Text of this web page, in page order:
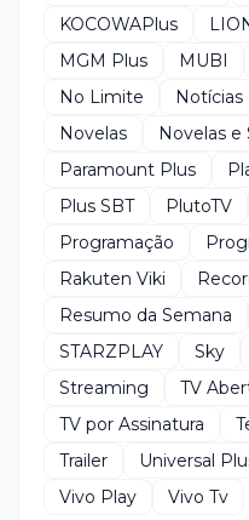
KOCOWAPlus
MGM Plus
MUBI
No Limite
Notícias
Novelas
Novelas e
Paramount Plus
Plus SBT
PlutoTV
Programação
Rakuten Viki
Resumo da Semana
STARZPLAY
Sky
Streaming
TV
TV por Assinatura
Trailer
Universal
Vivo Play
Vivo Tv